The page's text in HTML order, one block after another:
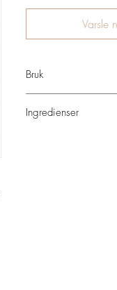
Varsle
Bruk
Derretter ta et lag
Ingredienser